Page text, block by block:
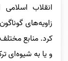
انقلاب
زاویه‌های
کرد. منابع
و یا به شیوه‌ای